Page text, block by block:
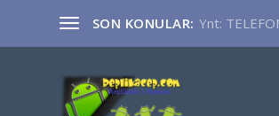
SON KONULAR: Ynt: